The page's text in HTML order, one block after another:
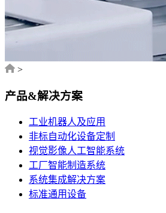
>
产品&解决方案
工业机器人及应用
非标自动化设备定制
视觉影像人工智能系统
工厂智能制造系统
系统集成解决方案
标准通用设备